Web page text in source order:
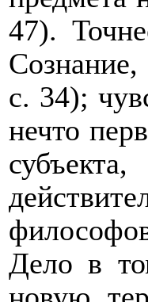
47).
Сознание,
с. 34);
нечто
Дело в